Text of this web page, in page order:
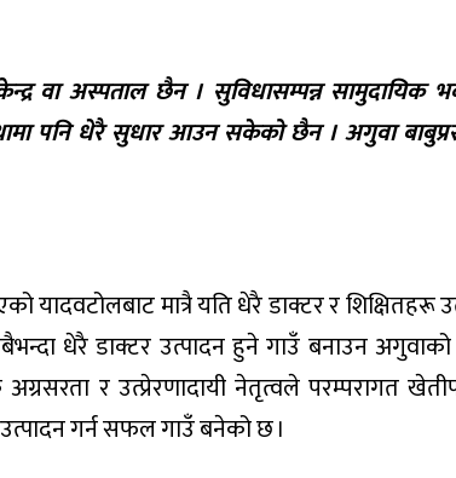
वा अस्पताल छैन । सुविधासम्पन्न सामुदायिक
पनि धेरै सुधार आउन सकेको छैन । अगुवा
यादवटोलबाट मात्रै यति धेरै डाक्टर र
धेरै डाक्टर उत्पादन हुने गाउँ बनाउन
र उत्प्रेरणादायी नेतृत्वले परम्परागत
गर्न सफल गाउँ बनेको छ ।